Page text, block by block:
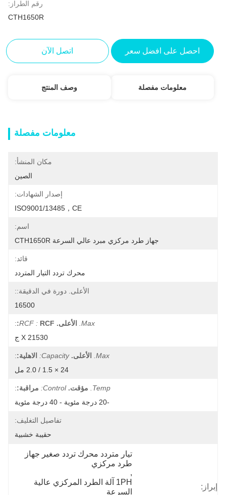
رقم الطراز:
CTH1650R
احصل على افضل سعر اتصل الآن
معلومات مفصلة وصف المنتج
معلومات مفصلة
مكان المنشأ:
إصدار الشهادات:
ISO9001/13485，CE
جهاز طرد مركزي مبرد عالي السرعة CTH1650R
محرك تردد التيار المتردد
الأعلى. دورة في الدقيقة::
الأعلى. RCF : RCF:
:
الأعلى. Capacity: الاهلية:
مؤقت. Control: مراقبة::
تفاصيل التغليف:
حقيبة خشبية
تيار متردد محرك تردد صغير جهاز
طرد مركزي
1PH آلة الطرد المركزي عالية
السرعة